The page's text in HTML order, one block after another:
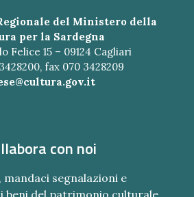
del Ministero della
per la Sardegna
Felice 15 – 09124 Cagliari
fax 070 3428209
con noi
segnalazioni e
beni del patrimonio culturale